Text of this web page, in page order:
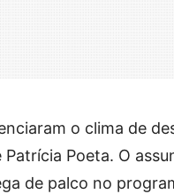
o clima de
Patrícia Poeta. O
de palco no